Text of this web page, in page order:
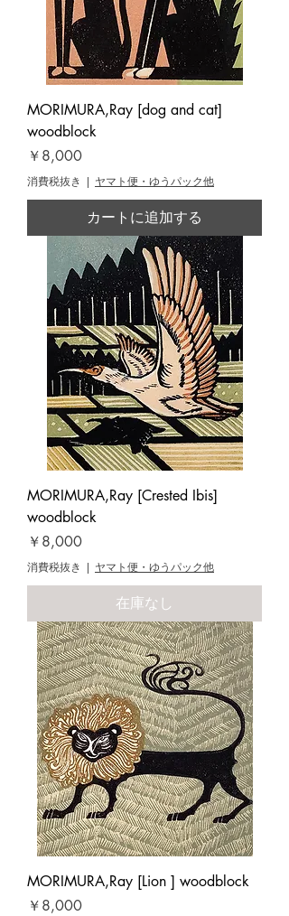
MORIMURA,Ray [dog and cat]
woodblock
価格
￥8,000
消費税抜き | ヤマト便・ゆうパック他
カートに追加する
MORIMURA,Ray [Crested Ibis]
woodblock
価格
￥8,000
消費税抜き | ヤマト便・ゆうパック他
在庫なし
MORIMURA,Ray [Lion ] woodblock
価格
￥8,000